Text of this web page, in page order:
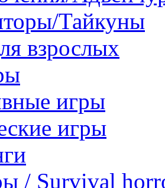
Тайкуны
взрослых
игры
игры
/ Survival